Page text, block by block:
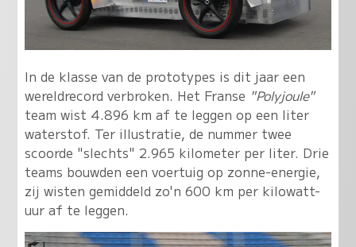
In de klasse van de prototypes is dit jaar een
wereldrecord verbroken. Het Franse "Polyjoule"
team wist 4.896 km af te leggen op een liter
waterstof. Ter illustratie, de nummer twee
scoorde "slechts" 2.965 kilometer per liter. Drie
teams bouwden een voertuig op zonne-energie,
zij wisten gemiddeld zo'n 600 km per kilowatt-
uur af te leggen.